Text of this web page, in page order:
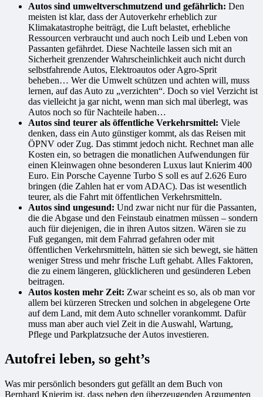
Autos sind umweltverschmutzend und gefährlich: Den
meisten ist klar, dass der Autoverkehr erheblich zur
Klimakatastrophe beiträgt, die Luft belastet, erhebliche
Ressourcen verbraucht und auch noch Leib und Leben von
Passanten gefährdet. Diese Nachteile lassen sich mit an
Sicherheit grenzender Wahrscheinlichkeit auch nicht durch
selbstfahrende Autos, Elektroautos oder Agro-Sprit
beheben… Wer die Umwelt schützen und achten will, muss
lernen, auf das Auto zu „verzichten“. Doch so viel Verzicht ist
das vielleicht ja gar nicht, wenn man sich mal überlegt, was
Autos noch so für Nachteile haben…
Autos sind teurer als öffentliche Verkehrsmittel: Viele
denken, dass ein Auto günstiger kommt, als das Reisen mit
ÖPNV oder Zug. Das stimmt jedoch nicht. Rechnet man alle
Kosten ein, so betragen die monatlichen Aufwendungen für
einen Kleinwagen ohne besonderen Luxus laut Knierim 400
Euro. Ein Porsche Cayenne Turbo S soll es auf 2.626 Euro
bringen (die Zahlen hat er vom ADAC). Das ist wesentlich
teurer, als die Fahrt mit öffentlichen Verkehrsmitteln.
Autos sind ungesund: Und zwar nicht nur für die Passanten,
die die Abgase und den Feinstaub einatmen müssen – sondern
auch für diejenigen, die in ihren Autos sitzen. Wären sie zu
Fuß gegangen, mit dem Fahrrad gefahren oder mit
öffentlichen Verkehrsmitteln, hätten sie sich bewegt, sie hätten
weniger Stress und mehr frische Luft gehabt. Alles Faktoren,
die zu einem längeren, glücklicheren und gesünderen Leben
beitragen.
Autos kosten mehr Zeit: Zwar scheint es so, als ob man vor
allem bei kürzeren Strecken und solchen in abgelegene Orte
auf dem Land, mit dem Auto schneller vorankommt. Dafür
muss man aber auch viel Zeit in die Auswahl, Wartung,
Pflege und Parkplatzsuche der Autos investieren.
Autofrei leben, so geht’s
Was mir persönlich besonders gut gefällt an dem Buch von
Bernhard Knierim ist, dass neben den überzeugenden Argumenten